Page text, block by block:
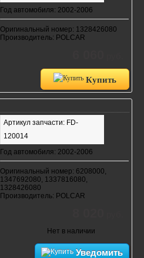
Год автомобиля: 2002-2006
Оригинальный номер: 1328426080
Производитель: POLCAR
Купить
Артикул запчасти: FD-
120014
Год автомобиля: 2002-2006
Оригинальный номер: 6208000,
1347692080, 1337816080,
1328426080
Производитель: POLCAR
Нет в наличии
Уведомить